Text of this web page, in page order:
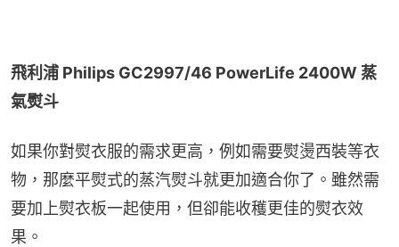
飛利浦 Philips GC2997/46 PowerLife 2400W 蒸
氣熨斗
如果你對熨衣服的需求更高，例如需要熨燙西裝等衣
物，那麼平熨式的蒸汽熨斗就更加適合你了。雖然需
要加上熨衣板一起使用，但卻能收穫更佳的熨衣效
果。